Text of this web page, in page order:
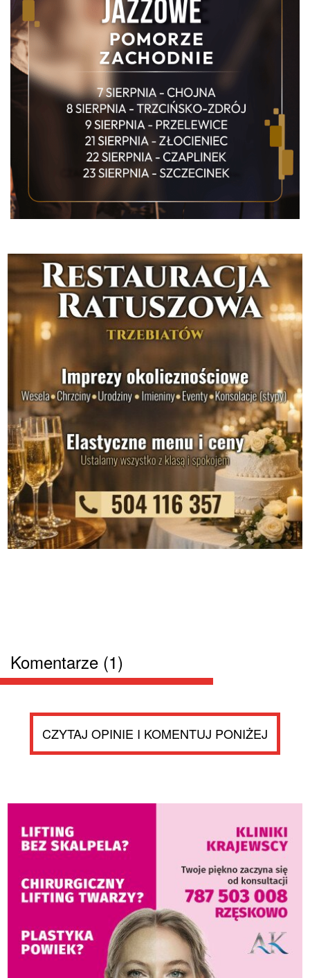
Komentarze (1)
CZYTAJ OPINIE I KOMENTUJ PONIŻEJ